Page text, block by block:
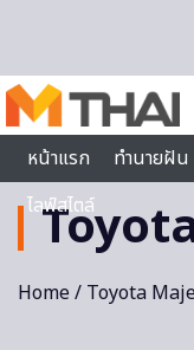
หน้าแรก
ทำนายฝัน
ไลฟ์สไตล์
Home/ Toyota